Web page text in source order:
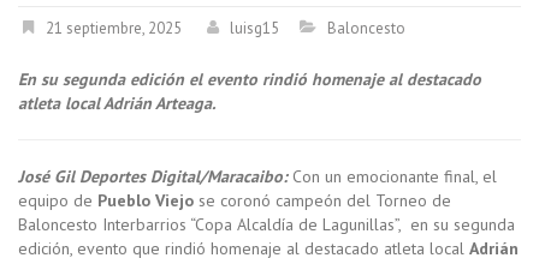
21 septiembre, 2025 luisg15 Baloncesto
En su segunda edición el evento rindió homenaje al destacado
atleta local Adrián Arteaga.
José Gil Deportes Digital/Maracaibo:Con un emocionante final, el
equipo de Pueblo Viejo se coronó campeón del Torneo de
Baloncesto Interbarrios “Copa Alcaldía de Lagunillas”, en su segunda
edición, evento que rindió homenaje al destacado atleta local Adrián